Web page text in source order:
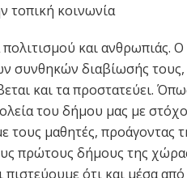
τοπική κοινωνία
και ανθρωπιάς.
συνθηκών διαβίωσής τους,
και τα προστατεύει.
του δήμου μας με
μαθητές, προάγοντας
πρώτους δήμους της
πιστεύουμε ότι και μέσα